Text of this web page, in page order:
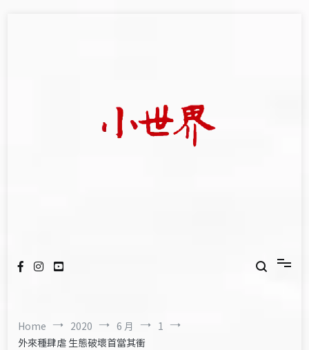
Home 2020 6 月
1
外來種肆虐 生態破壞首當其衝